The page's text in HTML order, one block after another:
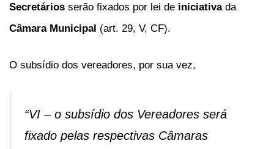
Secretários serão fixados por lei de iniciativa da
Câmara Municipal (art. 29, V, CF).
O subsídio dos vereadores, por sua vez,
“VI – o subsídio dos Vereadores será
fixado pelas respectivas Câmaras